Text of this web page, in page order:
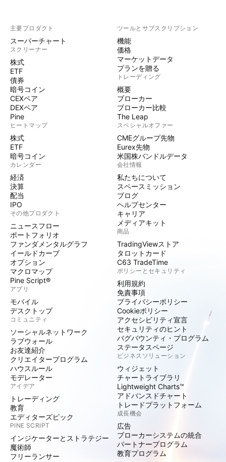
主要プロダクト
スーパーチャート
スクリーナー
株式
ETF
債券
暗号コイン
CEXペア
DEXペア
Pine
ヒートマップ
株式
ETF
暗号コイン
カレンダー
経済
決算
配当
IPO
その他プロダクト
ニュースフロー
ポートフォリオ
ファンダメンタルグラフ
イールドカーブ
オプション
マクロマップ
Pine Script®
アプリ
モバイル
デスクトップ
コミュニティ
ソーシャルネットワーク
ラブウォール
お友達紹介
クリエイタープログラム
ハウスルール
モデレーター
アイデア
トレーディング
教育
エディターズピック
PINE SCRIPT
インジケーターとストラテジー
魔術師
フリーランサー
ツールとサブスクリプション
機能
価格
マーケットデータ
プランを贈る
トレーディング
概要
ブローカー
ブローカー比較
The Leap
スペシャルオファー
CMEグループ先物
Eurex先物
米国株バンドルデータ
会社情報
私たちについて
スペースミッション
ブログ
ヘルプセンター
キャリア
メディアキット
商品
TradingViewストア
タロットカード
C63 TradeTime
ポリシーとセキュリティ
利用規約
免責事項
プライバシーポリシー
Cookieポリシー
アクセシビリティ宣言
セキュリティのヒント
バグバウンティ・プログラム
ステータスページ
ビジネスソリューション
ウィジェット
チャートライブラリ
Lightweight Charts™
アドバンスドチャート
トレードプラットフォーム
成長機会
広告
ブローカーシステムの統合
パートナープログラム
教育プログラム